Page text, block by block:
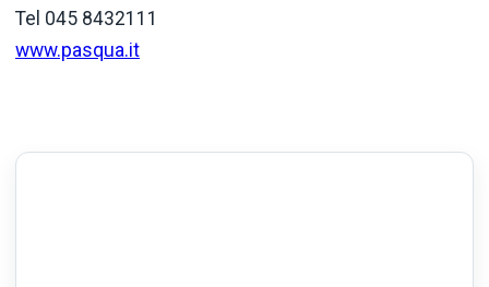
Tel 045 8432111
www.pasqua.it